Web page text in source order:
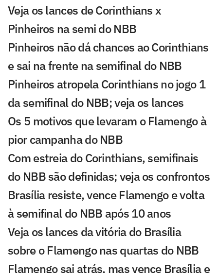
Veja os lances de Corinthians x
Pinheiros na semi do NBB
Pinheiros não dá chances ao Corinthians
e sai na frente na semifinal do NBB
Pinheiros atropela Corinthians no jogo 1
da semifinal do NBB; veja os lances
Os 5 motivos que levaram o Flamengo à
pior campanha do NBB
Com estreia do Corinthians, semifinais
do NBB são definidas; veja os confrontos
Brasília resiste, vence Flamengo e volta
à semifinal do NBB após 10 anos
Veja os lances da vitória do Brasília
sobre o Flamengo nas quartas do NBB
Flamengo sai atrás, mas vence Brasília e